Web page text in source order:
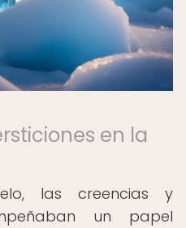
en la
las creencias y
un papel